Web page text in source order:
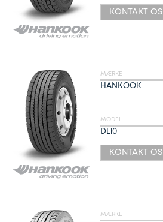
KONTAKT OS
MÆRKE
HANKOOK
MODEL
DL10
KONTAKT OS
MÆRKE